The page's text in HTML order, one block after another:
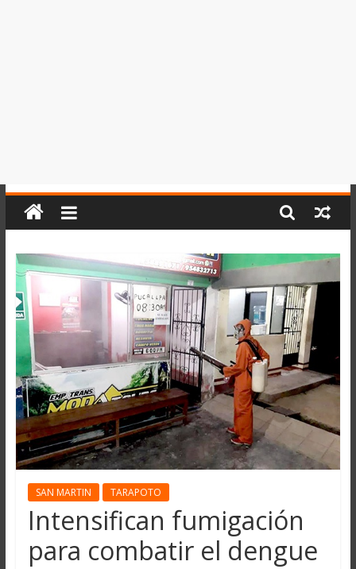
SAN MARTIN TARAPOTO
Intensifican fumigación
para combatir el dengue